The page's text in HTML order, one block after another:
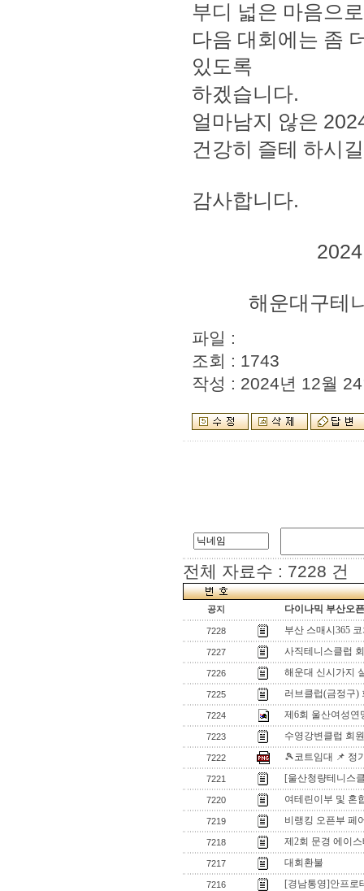
부디 넓은 마음으
다음 대회에는 좀
있도록
하겠습니다.
얼마남지 않은
건강히 즐테 하시
감사합니다.
2024
해운대구테
파일 :
조회 : 1743
작성 : 2024년 12월
전체 자료수 : 7228 건
공지 다이나믹 부산오
7228 부산 스매시365
7227 사직테니스클럽
7226 해운대 신시가지
7225 러브클럽(금정구)
7224 제6회 울산여성연
7223 수영강변클럽 회
7222 🎾코트임대 📌 정
7221 [울산청량테니스
7220 여테린이부 및 혼
7219 비랭킹 오픈부 페
7218 제2회 문경 에이
7217 대회환불
7216 [경남통영]안프로